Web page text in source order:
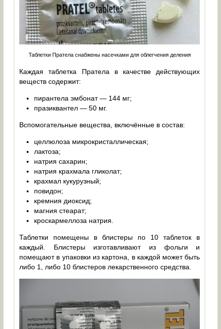
Таблетки Пратела снабжены насечками для облегчения деления
Каждая таблетка Пратела в качестве действующих
веществ содержит:
пирантела эмбонат — 144 мг;
празиквантел — 50 мг.
Вспомогательные вещества, включённые в состав:
целлюлоза микрокристаллическая;
лактоза;
натрия сахарин;
натрия крахмала гликолат;
крахмал кукурузный;
повидон;
кремния диоксид;
магния стеарат;
кроскармеллоза натрия.
Таблетки помещены в блистеры по 10 таблеток в
каждый. Блистеры изготавливают из фольги и
помещают в упаковки из картона, в каждой может быть
либо 1, либо 10 блистеров лекарственного средства.